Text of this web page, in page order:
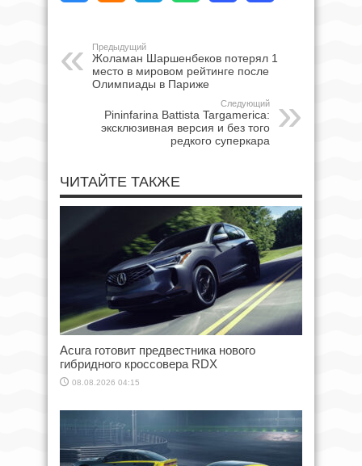
Предыдущий
Жоламан Шаршенбеков потерял 1
место в мировом рейтинге после
Олимпиады в Париже
Следующий
Pininfarina Battista Targamerica:
эксклюзивная версия и без того
редкого суперкара
ЧИТАЙТЕ ТАКЖЕ
Acura готовит предвестника нового
гибридного кроссовера RDX
08.08.2026 04:15